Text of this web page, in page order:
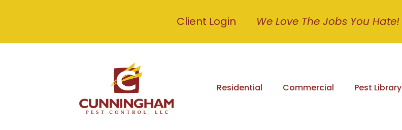
Client Login We Love The Jobs You Hate!
Residential Commercial Pest Library